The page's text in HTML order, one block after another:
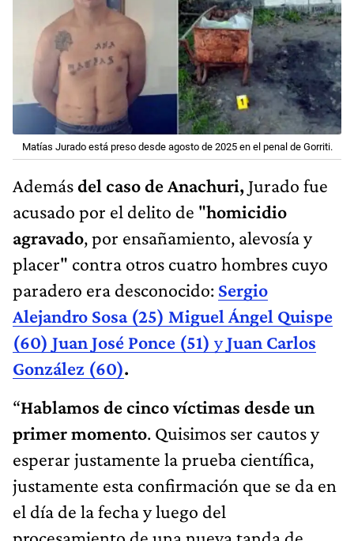
Matías Jurado está preso desde agosto de 2025 en el penal de Gorriti.
Ademásdel caso de Anachuri, Jurado fue
acusado por el delito de "homicidio
agravado, por ensañamiento, alevosía y
placer" contra otros cuatro hombres cuyo
paradero era desconocido: Sergio
Alejandro Sosa (25) Miguel Ángel Quispe
(60) Juan José Ponce (51) yJuan Carlos
González (60).
“Hablamos de cinco víctimas desde un
primer momento. Quisimos ser cautos y
esperar justamente la prueba científica,
justamente esta confirmación que se da en
el día de la fecha y luego del